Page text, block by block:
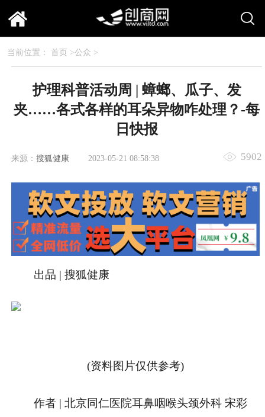
当前位置： 首页 >公众 >
护理科普活动周 | 蟑螂、瓜子、发
夹……各式各样的耳朵异物咋处理？-每
日快报
来源： 搜狐健康 2023-05-21 08:58:38 5902
出品 | 搜狐健康
(资料图片仅供参考)
作者 | 北京同仁医院耳鼻咽喉头颈外科 宋彩